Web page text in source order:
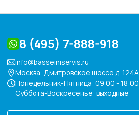
8 (495) 7-888-918
info@basseiniservis.ru
Москва, Дмитровское шоссе д. 124А
Понедельник-Пятница: 09:00 - 18:00
Суббота-Воскресенье: выходные